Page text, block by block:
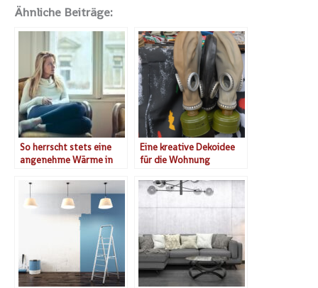
Ähnliche Beiträge:
So herrscht stets eine
angenehme Wärme in
Eine kreative Dekoidee
für die Wohnung